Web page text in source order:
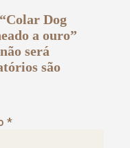
Dog
a ouro”
será
são
*